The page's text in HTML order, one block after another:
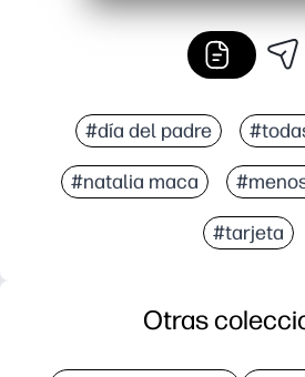
#día del padre
#natalia maca
#tarjeta
Otras